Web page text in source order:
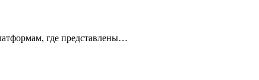
где представлены…